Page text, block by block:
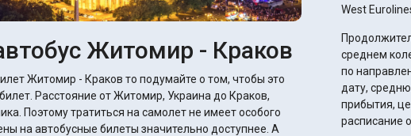
Житомир - Краков
Житомир - Краков то подумайте о том, чтобы это
Расстояние от Житомир, Украина до Краков,
Поэтому тратиться на самолет не имеет особого
на автобусные билеты значительно доступнее. А
West
среднем
по
дату,
прибытия,
расписание